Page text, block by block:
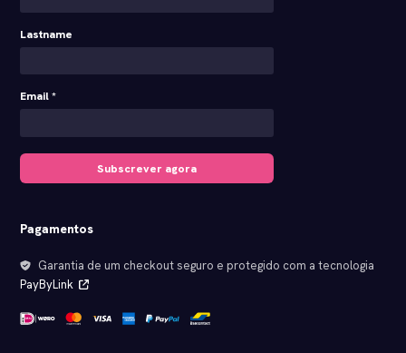
Lastname
Email *
Subscrever agora
Pagamentos
Garantia de um checkout seguro e protegido com a tecnologia
PayByLink